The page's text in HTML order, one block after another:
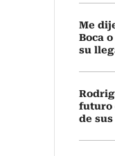
Me
Boca
su
futuro
de